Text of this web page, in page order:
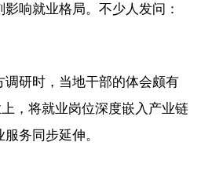
响就业格局。不少人发问：
调研时，当地干部的体会颇有
上，将就业岗位深度嵌入产业链
务同步延伸。